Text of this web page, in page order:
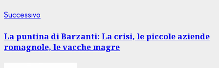
Successivo
La puntina di Barzanti: La crisi, le piccole aziende
romagnole, le vacche magre